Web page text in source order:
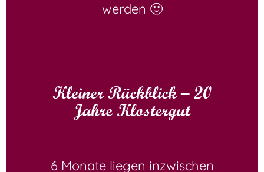
werden 🙂
Kleiner Rückblick – 20
Jahre Klostergut
6 Monate liegen inzwischen